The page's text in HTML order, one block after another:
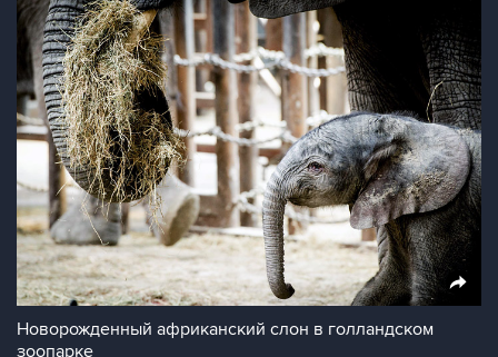
Новорожденный африканский слон в голландском
зоопарке